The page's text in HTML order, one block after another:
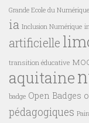
Grande Ecole du Numérique
ia Inclusion Numérique
artificielle
transition éducative
aquitaine
badge Open Badges
pédagogiques